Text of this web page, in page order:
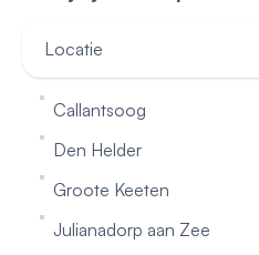
Locatie
Callantsoog
Den Helder
Groote Keeten
Julianadorp aan Zee